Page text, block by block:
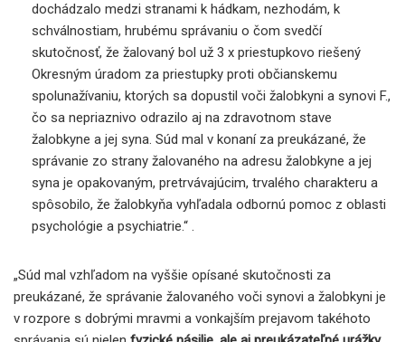
dochádzalo medzi stranami k hádkam, nezhodám, k
schválnostiam, hrubému správaniu o čom svedčí
skutočnosť, že žalovaný bol už 3 x priestupkovo riešený
Okresným úradom za priestupky proti občianskemu
spolunažívaniu, ktorých sa dopustil voči žalobkyni a synovi F.,
čo sa nepriaznivo odrazilo aj na zdravotnom stave
žalobkyne a jej syna. Súd mal v konaní za preukázané, že
správanie zo strany žalovaného na adresu žalobkyne a jej
syna je opakovaným, pretrvávajúcim, trvalého charakteru a
spôsobilo, že žalobkyňa vyhľadala odbornú pomoc z oblasti
psychológie a psychiatrie.“ .
„Súd mal vzhľadom na vyššie opísané skutočnosti za
preukázané, že správanie žalovaného voči synovi a žalobkyni je
v rozpore s dobrými mravmi a vonkajším prejavom takéhoto